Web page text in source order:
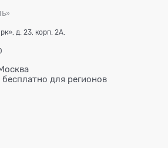
»
д. 23, корп. 2А.
для регионов